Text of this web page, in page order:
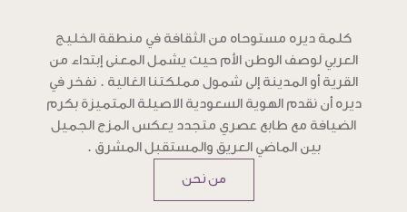
كلمة ديره مستوحاه من الثقافة في منطقة الخليج
العربي لوصف الوطن الأم حيث يشمل المعنى إبتداء من
القرية أو المدينة إلى شمول مملكتنا الغالية . نفخر في
ديره أن نقدم الهوية السعودية الاصيلة المتميزة بكرم
الضيافة مع طابع عصري متجدد يعكس المزج الجميل
بين الماضي العريق والمستقبل المشرق .
من نحن